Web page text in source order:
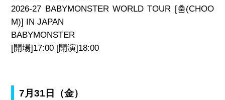
2026-27 BABYMONSTER WORLD TOUR [춤(CHOO
M)] IN JAPAN
BABYMONSTER
[開場]17:00 [開演]18:00
7月31日（金）